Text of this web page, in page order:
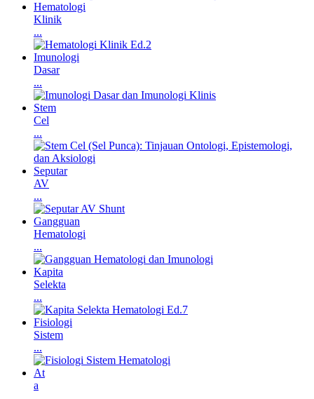
Hematologi
Klinik
...
Imunologi
Dasar
...
Stem
Cel
...
Seputar
AV
...
Gangguan
Hematologi
...
Kapita
Selekta
...
Fisiologi
Sistem
...
At
a